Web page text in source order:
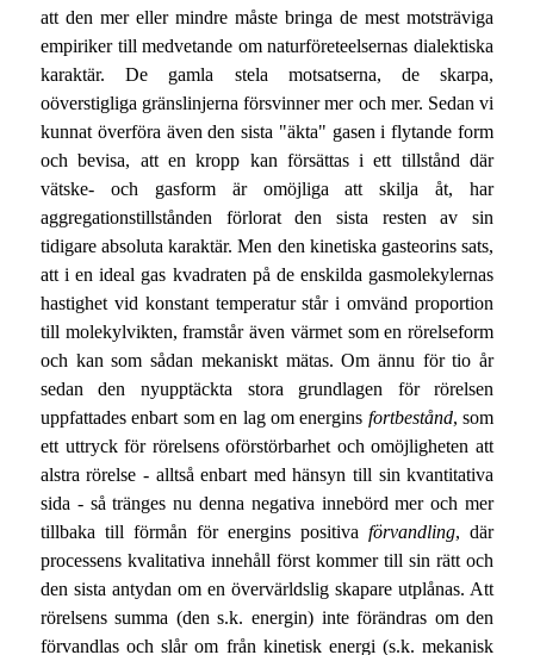
att den mer eller mindre måste bringa de mest motsträviga
empiriker till medvetande om naturföreteelsernas dialektiska
karaktär. De gamla stela motsatserna, de skarpa,
oöverstigliga gränslinjerna försvinner mer och mer. Sedan vi
kunnat överföra även den sista "äkta" gasen i flytande form
och bevisa, att en kropp kan försättas i ett tillstånd där
vätske- och gasform är omöjliga att skilja åt, har
aggregationstillstånden förlorat den sista resten av sin
tidigare absoluta karaktär. Men den kinetiska gasteorins sats,
att i en ideal gas kvadraten på de enskilda gasmolekylernas
hastighet vid konstant temperatur står i omvänd proportion
till molekylvikten, framstår även värmet som en rörelseform
och kan som sådan mekaniskt mätas. Om ännu för tio år
sedan den nyupptäckta stora grundlagen för rörelsen
uppfattades enbart som en lag om energins fortbestånd, som
ett uttryck för rörelsens oförstörbarhet och omöjligheten att
alstra rörelse - alltså enbart med hänsyn till sin kvantitativa
sida - så tränges nu denna negativa innebörd mer och mer
tillbaka till förmån för energins positivaförvandling, där
processens kvalitativa innehåll först kommer till sin rätt och
den sista antydan om en övervärldslig skapare utplånas. Att
rörelsens summa (den s.k. energin) inte förändras om den
förvandlas och slår om från kinetisk energi (s.k. mekanisk